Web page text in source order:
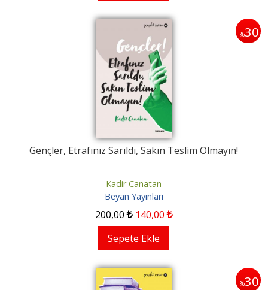
%30
Gençler, Etrafınız Sarıldı, Sakın Teslim Olmayın!
Kadir Canatan
Beyan Yayınları
200,00 140,00
Sepete Ekle
%30